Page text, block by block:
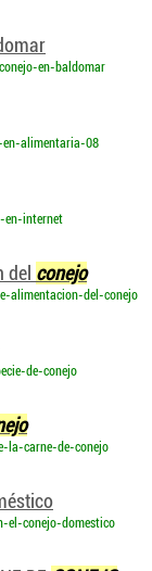
en-baldomar
en-alimentaria-08
en-internet
del conejo
alimentacion-del-conejo
de-conejo
la-carne-de-conejo
el-conejo-domestico